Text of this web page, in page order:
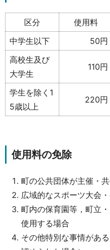
区分
使用料
中学生以下
50円
高校生及び
大学生
110円
学生を除く1
5歳以上
220円
使用料の免除
町の公共団体が主催・
広域的なスポーツ大会
町内の保育園等，町立
使用する場合
その他特別な事情があ